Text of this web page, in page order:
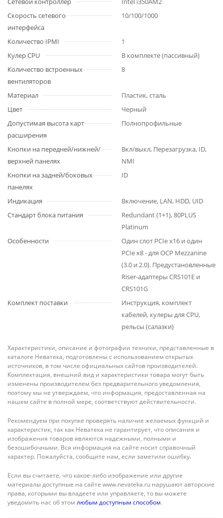
Скорость сетевого
интерфейса
10/100/1000
Количество IPMI
1
Кулер CPU
В комплекте (пассивный)
Количество встроенных
вентиляторов
8
Материал
Пластик, сталь
Цвет
Черный
Допустимая высота карт
расширения
Полнопрофильные
Кнопки на передней/нижней/
верхней панелях
Вкл/выкл, Перезагрузка, ID,
NMI
Кнопки на задней/боковых
панелях
ID
Индикация
Включение, LAN, HDD, UID
Стандарт блока питания
Redundant (1+1), 80PLUS
Platinum
Особенности
Один слот PCIe x16 и один
PCIe x8 - для OCP Меzzanine
(3.0 и 2.0). Предустановленные
Riser-адаптеры CRS101E и
CRS101G
Комплект поставки
Инструкция, комплект
кабелей, кулеры для CPU,
рельсы (салазки)
Характеристики, описание и фотографии техники, представленные в
каталоге Неватека, подготовлены с использованием открытых
источников, в том числе официальных сайтов производителей.
Комплектация, внешний вид и характеристики товара могут быть
изменены производителем без предварительного уведомления,
поэтому мы не утверждаем, что информация, предоставленная на
нашем сайте в полной мере, соответствуют действительности.
Рекомендуем при покупке проверять наличие желаемых функций и
характеристик, так как Неватека не гарантирует, что описания и
изображения товаров являются надежными, полными и
безошибочными. Вся информация на сайте носит справочный
характер. Пожалуйста, сообщите нам, если заметили ошибку.
Если вы считаете, что какое-либо изображение или другие
материалы доступные на сайте www.nevateka.ru нарушают авторские
права, которыми вы владеете или управляете, то вы можете
уведомить нас об этом любым доступным способом.